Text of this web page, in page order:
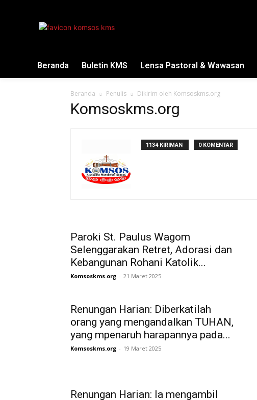
Beranda Buletin KMS Lensa Pastoral & Wawasan
Beranda Penulis Dikirim oleh Komsoskms.org
Komsoskms.org
1134 KIRIMAN 0 KOMENTAR
Paroki St. Paulus Wagom
Selenggarakan Retret, Adorasi dan
Kebangunan Rohani Katolik...
Komsoskms.org - 21 Maret 2025
Renungan Harian: Diberkatilah
orang yang mengandalkan TUHAN,
yang mpenaruh harapannya pada...
Komsoskms.org - 19 Maret 2025
Renungan Harian: Ia mengambil